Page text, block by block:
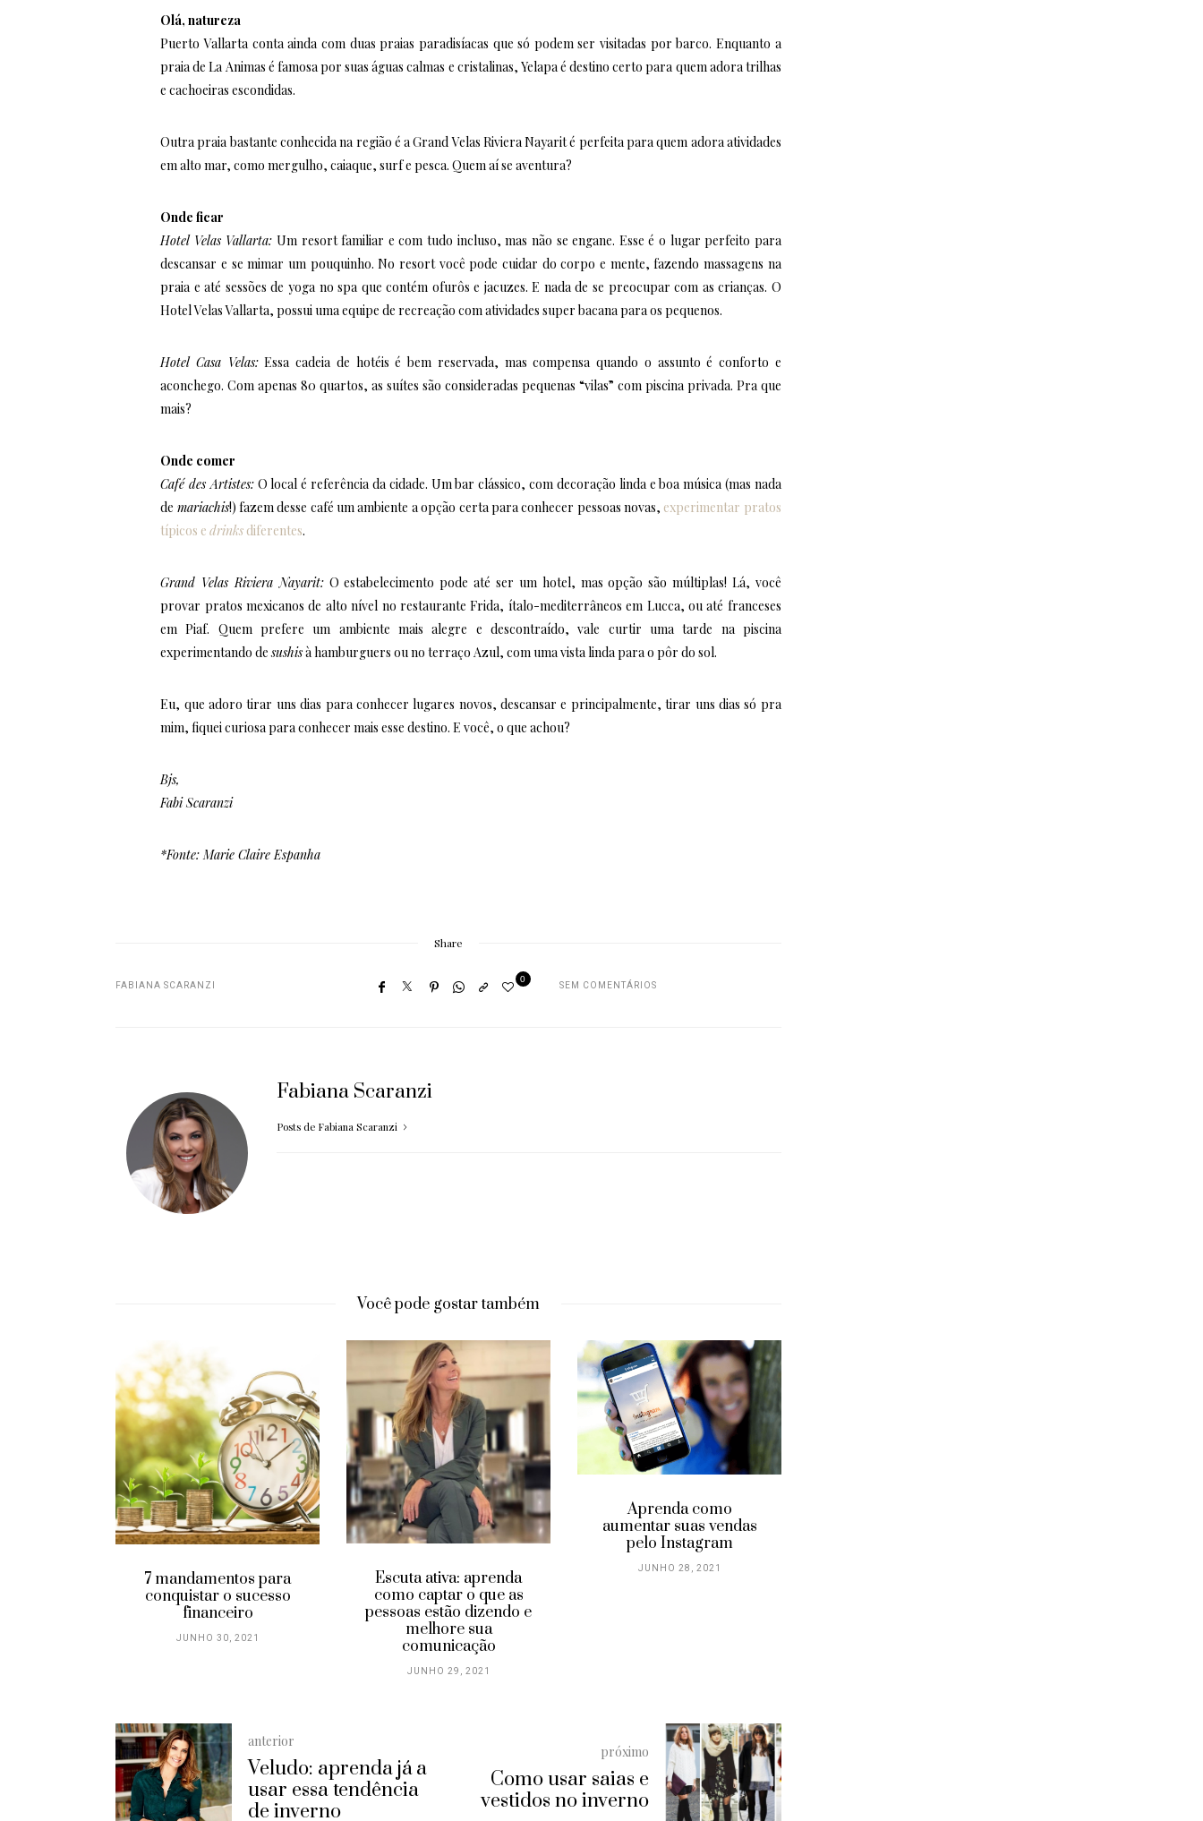
Olá, natureza
Puerto Vallarta conta ainda com duas praias paradisíacas que só podem ser visitadas por barco. Enquanto a
praia de La Animas é famosa por suas águas calmas e cristalinas, Yelapa é destino certo para quem adora trilhas
e cachoeiras escondidas.
Outra praia bastante conhecida na região é a Grand Velas Riviera Nayarit é perfeita para quem adora atividades
em alto mar, como mergulho, caiaque, surf e pesca. Quem aí se aventura?
Onde ficar
Hotel Velas Vallarta: Um resort familiar e com tudo incluso, mas não se engane. Esse é o lugar perfeito para
descansar e se mimar um pouquinho. No resort você pode cuidar do corpo e mente, fazendo massagens na
praia e até sessões de yoga no spa que contém ofurôs e jacuzes. E nada de se preocupar com as crianças. O
Hotel Velas Vallarta, possui uma equipe de recreação com atividades super bacana para os pequenos.
Hotel Casa Velas:Essa cadeia de hotéis é bem reservada, mas compensa quando o assunto é conforto e
aconchego. Com apenas 80 quartos, as suítes são consideradas pequenas “vilas” com piscina privada. Pra que
mais?
Onde comer
Café des Artistes:O local é referência da cidade. Um bar clássico, com decoração linda e boa música (mas nada
de mariachis!) fazem desse café um ambiente a opção certa para conhecer pessoas novas, experimentar pratos
típicos edrinks diferentes.
Grand Velas Riviera Nayarit:O estabelecimento pode até ser um hotel, mas opção são múltiplas! Lá, você
provar pratos mexicanos de alto nível no restaurante Frida, ítalo-mediterrâneos em Lucca, ou até franceses
em Piaf. Quem prefere um ambiente mais alegre e descontraído, vale curtir uma tarde na piscina
experimentando desushisà hamburguers ou no terraço Azul, com uma vista linda para o pôr do sol.
Eu, que adoro tirar uns dias para conhecer lugares novos, descansar e principalmente, tirar uns dias só pra
mim, fiquei curiosa para conhecer mais esse destino. E você, o que achou?
Bjs,
Fabi Scaranzi
*Fonte: Marie Claire Espanha
Share
FABIANA SCARANZI
0
SEM COMENTÁRIOS
Fabiana Scaranzi
Posts de Fabiana Scaranzi
Você pode gostar também
7 mandamentos para
conquistar o sucesso
financeiro
JUNHO 30, 2021
Escuta ativa: aprenda
como captar o que as
pessoas estão dizendo e
melhore sua
comunicação
JUNHO 29, 2021
Aprenda como
aumentar suas vendas
pelo Instagram
JUNHO 28, 2021
anterior
Veludo: aprenda já a
usar essa tendência
de inverno
próximo
Como usar saias e
vestidos no inverno